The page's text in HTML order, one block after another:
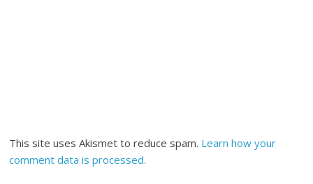
This site uses Akismet to reduce spam. Learn how your
comment data is processed.